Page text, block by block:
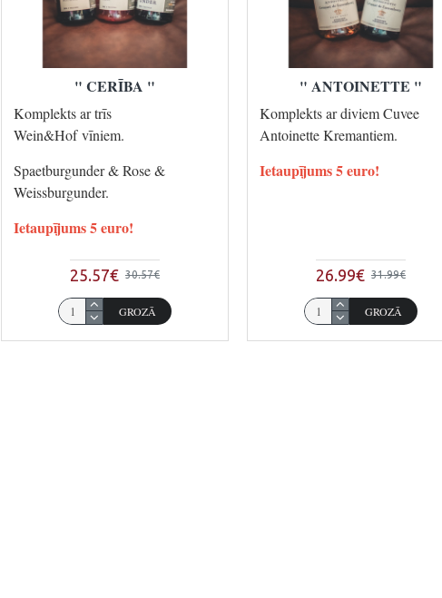
" CERĪBA "
Komplekts ar trīs
Wein&Hof vīniem.
Spaetburgunder & Rose &
Weissburgunder.
Ietaupījums 5 euro!
25.57€ 30.57€
GROZĀ
" ANTOINETTE "
Komplekts ar diviem Cuvee
Antoinette Kremantiem.
Ietaupījums 5 euro!
26.99€ 31.99€
GROZĀ